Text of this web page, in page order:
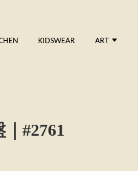
KIDSWEAR ART
｜#2761